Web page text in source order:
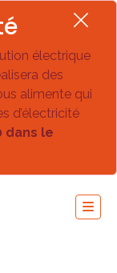
électrique
des
alimente qui
d’électricité
dans le